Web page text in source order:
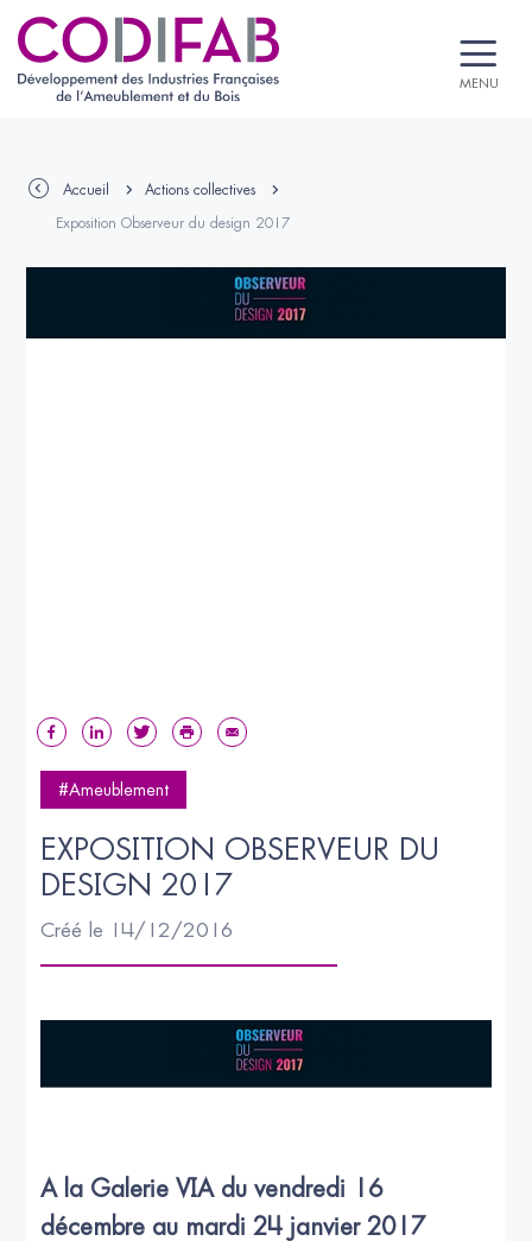
MENU
Accueil Actions collectives
Exposition Observeur du design 2017
#Ameublement
EXPOSITION OBSERVEUR DU
DESIGN 2017
Créé le 14/12/2016
A la Galerie VIA du vendredi 16
décembre au mardi 24 janvier 2017